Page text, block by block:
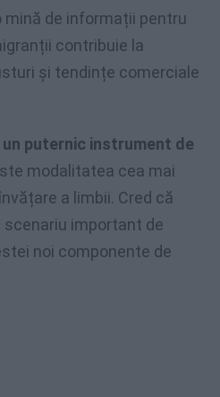
mină de informații pentru
contribuie la
și tendințe comerciale
puternic instrument de
modalitatea cea mai
a limbii. Cred că
important de
noi componente de